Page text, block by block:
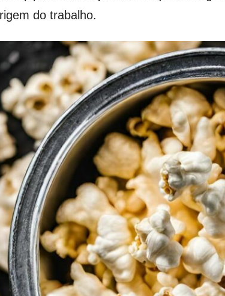
do trabalho.